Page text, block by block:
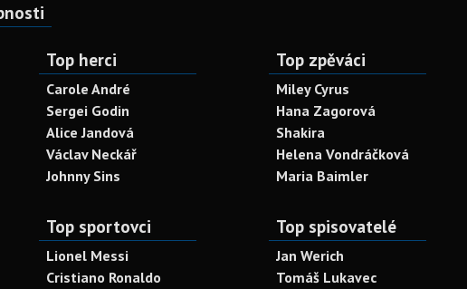
Top herci
Carole André
Sergei Godin
Alice Jandová
Václav Neckář
Johnny Sins
Top zpěváci
Miley Cyrus
Hana Zagorová
Shakira
Helena Vondráčková
Maria Baimler
Top sportovci
Lionel Messi
Cristiano Ronaldo
Top spisovatelé
Jan Werich
Tomáš Lukavec